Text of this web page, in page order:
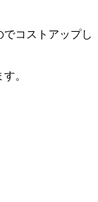
コストアップし
。